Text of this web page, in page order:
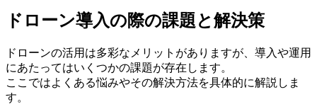
ドローン導入の際の課題と解決策
ドローンの活用は多彩なメリットがありますが、導入や運用
にあたってはいくつかの課題が存在します。
ここではよくある悩みやその解決方法を具体的に解説しま
す。